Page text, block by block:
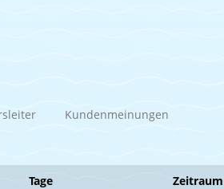
Kundenmeinungen
Tage Zeitraum